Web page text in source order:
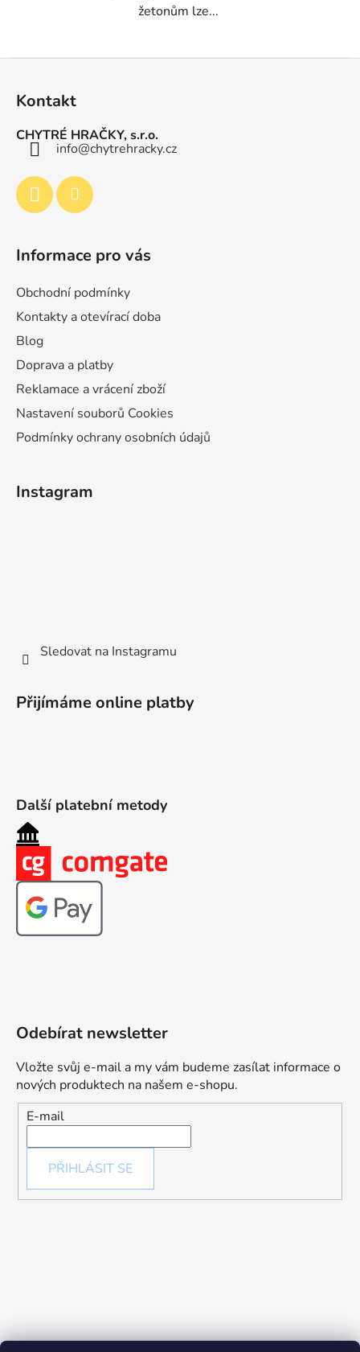
žetonům lze...
Kontakt
CHYTRÉ HRAČKY, s.r.o.
info@chytrehracky.cz
Informace pro vás
Obchodní podmínky
Kontakty a otevírací doba
Blog
Doprava a platby
Reklamace a vrácení zboží
Nastavení souborů Cookies
Podmínky ochrany osobních údajů
Instagram
Sledovat na Instagramu
Přijímáme online platby
Další platební metody
Odebírat newsletter
Vložte svůj e-mail a my vám budeme zasílat informace o
nových produktech na našem e-shopu.
E-mail
PŘIHLÁSIT SE